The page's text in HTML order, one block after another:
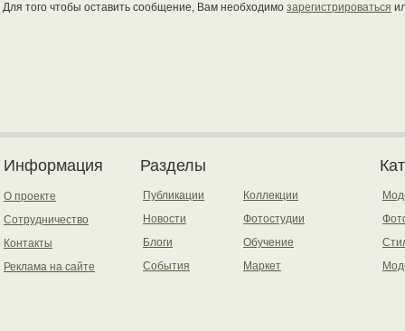
Для того чтобы оставить сообщение, Вам необходимо зарегистрироваться
Информация
О проекте
Сотрудничество
Контакты
Реклама на сайте
Разделы
Публикации
Новости
Блоги
События
Коллекции
Фотостудии
Обучение
Маркет